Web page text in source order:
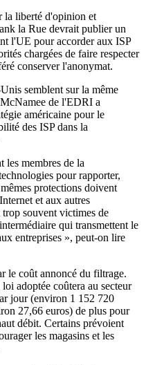
la liberté d'opinion et
la Rue devrait publier un
l'UE pour accorder aux ISP
chargées de faire respecter
conserver l'anonymat.
semblent sur la même
de l'EDRI a
américaine pour le
des ISP dans la
les membres de la
pour rapporter,
protections doivent
et aux autres
souvent victimes de
qui transmettent le
entreprises », peut-on lire
le coût annoncé du filtrage.
adoptée coûtera au secteur
jour (environ 1 152 720
27,66 euros) de plus pour
débit. Certains prévoient
les magasins et les